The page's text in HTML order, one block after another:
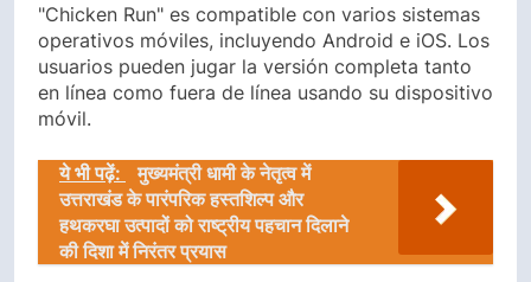
"Chicken Run" es compatible con varios sistemas
operativos móviles, incluyendo Android e iOS. Los
usuarios pueden jugar la versión completa tanto
en línea como fuera de línea usando su dispositivo
móvil.
ये भी पढ़ें:
मुख्यमंत्री धामी के नेतृत्व में
उत्तराखंड के पारंपरिक हस्तशिल्प और
हथकरघा उत्पादों को राष्ट्रीय पहचान दिलाने
की दिशा में निरंतर प्रयास